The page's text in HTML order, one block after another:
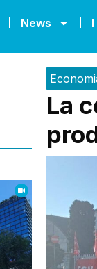
News
La